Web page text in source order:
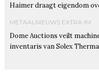
Haimer draagt eigendom
METAALNIEUWS EXTRA IM
Dome Auctions veilt
inventaris van Solex